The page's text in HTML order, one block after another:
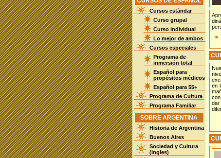
Cursos estándar
Curso grupal
Curso individual
Lo mejor de ambos
Cursos especiales
Programa de
inmersión total
Español para
propósitos médicos
Español para 55+
Programa de Cultura
Programa Familiar
SOBRE ARGENTINA
Historia de Argentina
Buenos Aires
Sociedad y Cultura
(ingles)
en